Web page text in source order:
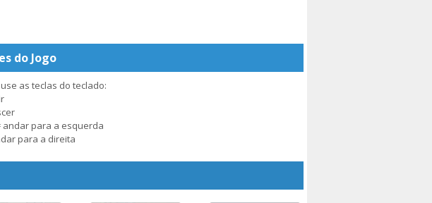
do Jogo
as teclas do teclado:
andar para a esquerda
para a direita